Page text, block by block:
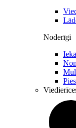
Noderīgi